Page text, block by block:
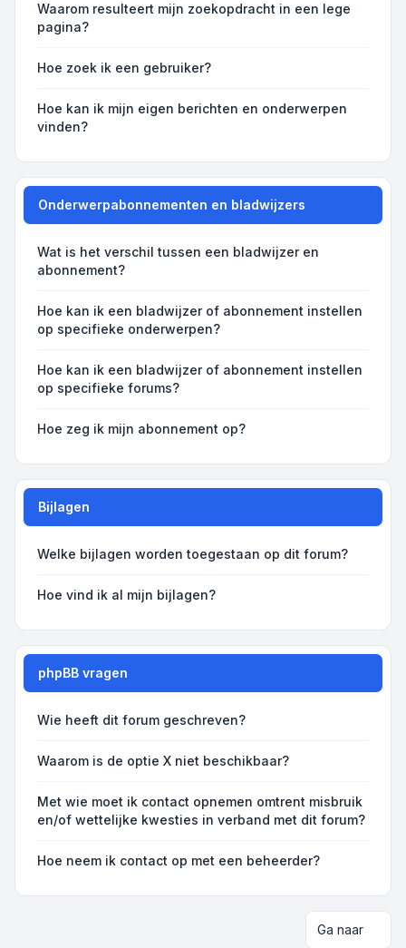
Waarom resulteert mijn zoekopdracht in een lege
pagina?
Hoe zoek ik een gebruiker?
Hoe kan ik mijn eigen berichten en onderwerpen
vinden?
Onderwerpabonnementen en bladwijzers
Wat is het verschil tussen een bladwijzer en
abonnement?
Hoe kan ik een bladwijzer of abonnement instellen
op specifieke onderwerpen?
Hoe kan ik een bladwijzer of abonnement instellen
op specifieke forums?
Hoe zeg ik mijn abonnement op?
Bijlagen
Welke bijlagen worden toegestaan op dit forum?
Hoe vind ik al mijn bijlagen?
phpBB vragen
Wie heeft dit forum geschreven?
Waarom is de optie X niet beschikbaar?
Met wie moet ik contact opnemen omtrent misbruik
en/of wettelijke kwesties in verband met dit forum?
Hoe neem ik contact op met een beheerder?
Ga naar